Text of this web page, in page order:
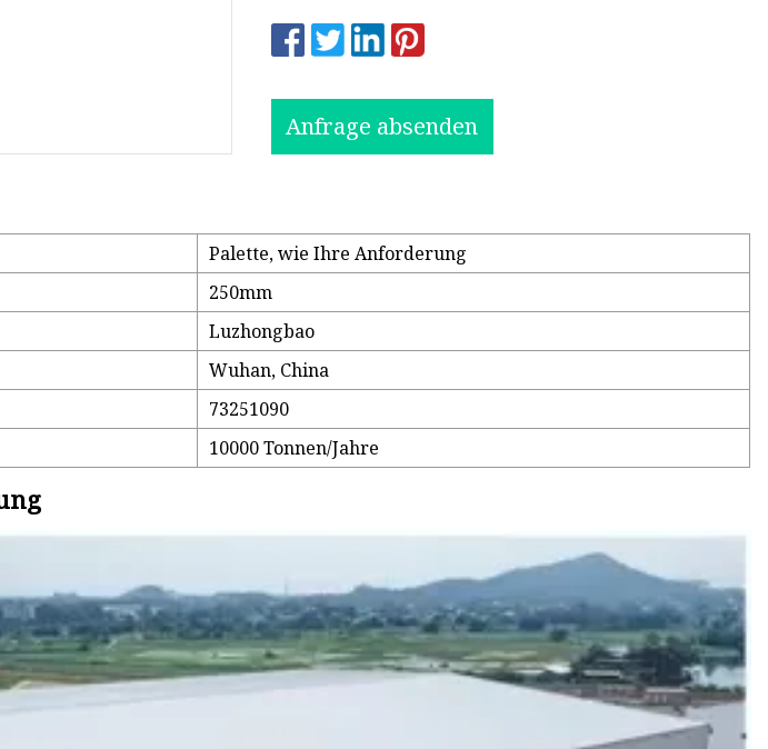
Anfrage absenden
Palette, wie Ihre Anforderung
250mm
Luzhongbao
Wuhan, China
73251090
10000 Tonnen/Jahre